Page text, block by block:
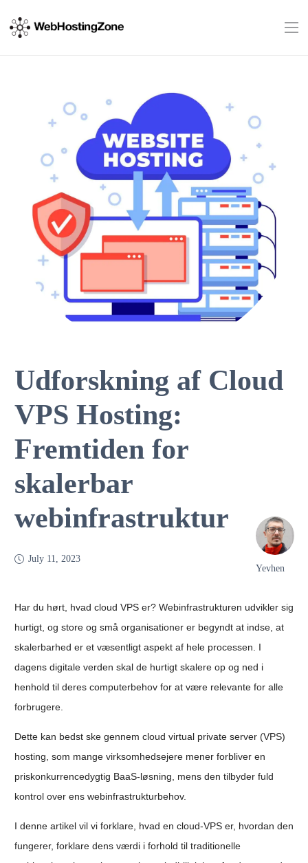
Udforskning af Cloud
VPS Hosting:
Fremtiden for
skalerbar
webinfrastruktur
July 11, 2023
Yevhen
Har du hørt, hvad cloud VPS er? Webinfrastrukturen udvikler sig
hurtigt, og store og små organisationer er begyndt at indse, at
skalerbarhed er et væsentligt aspekt af hele processen. I
dagens digitale verden skal de hurtigt skalere op og ned i
henhold til deres computerbehov for at være relevante for alle
forbrugere.
Dette kan bedst ske gennem cloud virtual private server (VPS)
hosting, som mange virksomhedsejere mener forbliver en
priskonkurrencedygtig BaaS-løsning, mens den tilbyder fuld
kontrol over ens webinfrastrukturbehov.
I denne artikel vil vi forklare, hvad en cloud-VPS er, hvordan den
fungerer, forklare dens værdi i forhold til traditionelle